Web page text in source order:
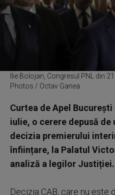
Ilie Bolojan, Congresul PNL din
Photos / Octav Ganea
Curtea de Apel
iulie, o cerere depusă de
decizia premierului
înființare, la Palatul
analiză a legilor Justiției.
Decizia CAB, care nu este